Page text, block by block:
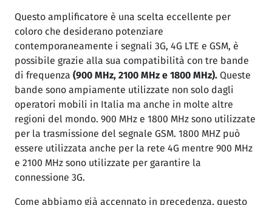
Questo amplificatore è una scelta eccellente per
coloro che desiderano potenziare
contemporaneamente i segnali 3G, 4G LTE e GSM, è
possibile grazie alla sua compatibilità con tre bande
di frequenza (900 MHz, 2100 MHz e 1800 MHz). Queste
bande sono ampiamente utilizzate non solo dagli
operatori mobili in Italia ma anche in molte altre
regioni del mondo. 900 MHz e 1800 MHz sono utilizzate
per la trasmissione del segnale GSM. 1800 MHZ può
essere utilizzata anche per la rete 4G mentre 900 MHz
e 2100 MHz sono utilizzate per garantire la
connessione 3G.
Come abbiamo già accennato in precedenza, questo